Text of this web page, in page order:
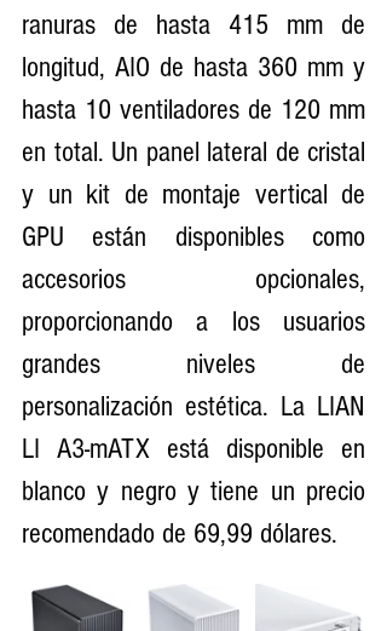
ranuras de hasta 415 mm de
longitud, AIO de hasta 360 mm y
hasta 10 ventiladores de 120 mm
en total. Un panel lateral de cristal
y un kit de montaje vertical de
GPU están disponibles como
accesorios opcionales,
proporcionando a los usuarios
grandes niveles de
personalización estética. La LIAN
LI A3-mATX está disponible en
blanco y negro y tiene un precio
recomendado de 69,99 dólares.